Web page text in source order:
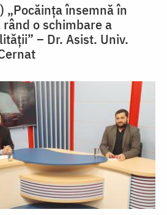
„Pocăința însemnă în
o schimbare a
– Dr. Asist. Univ.